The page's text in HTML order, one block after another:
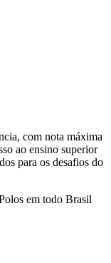
com nota máxima
ao ensino superior
para os desafios do
em todo Brasil